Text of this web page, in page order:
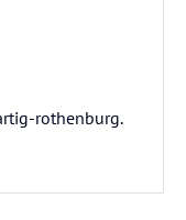
rothenburg.